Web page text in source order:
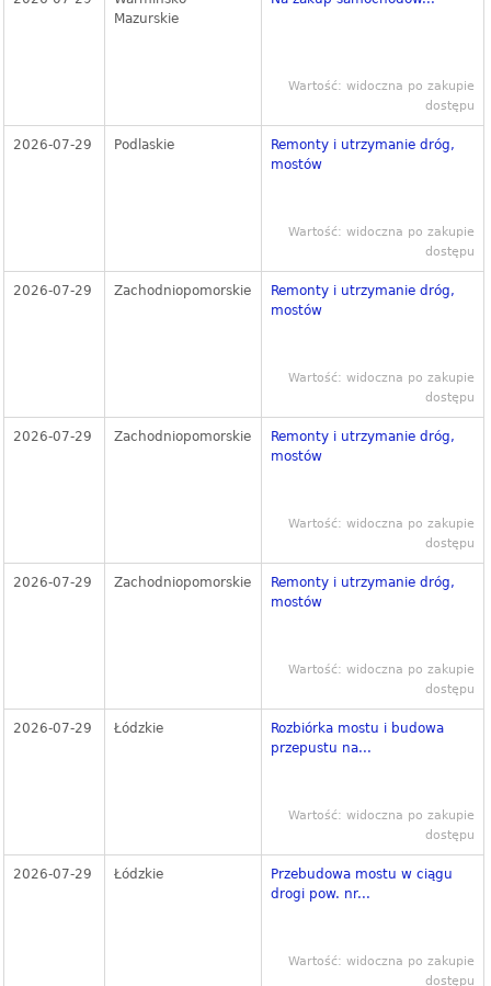
Mazurskie
Wartość: widoczna po zakupie
dostępu
2026-07-29 Podlaskie
Remonty i utrzymanie dróg,
mostów
Wartość: widoczna po zakupie
dostępu
2026-07-29 Zachodniopomorskie
Remonty i utrzymanie dróg,
mostów
Wartość: widoczna po zakupie
dostępu
2026-07-29 Zachodniopomorskie
Remonty i utrzymanie dróg,
mostów
Wartość: widoczna po zakupie
dostępu
2026-07-29 Zachodniopomorskie
Remonty i utrzymanie dróg,
mostów
Wartość: widoczna po zakupie
dostępu
2026-07-29 Łódzkie
Rozbiórka mostu i budowa
przepustu na...
Wartość: widoczna po zakupie
dostępu
2026-07-29 Łódzkie
Przebudowa mostu w ciągu
drogi pow. nr...
Wartość: widoczna po zakupie
dostępu